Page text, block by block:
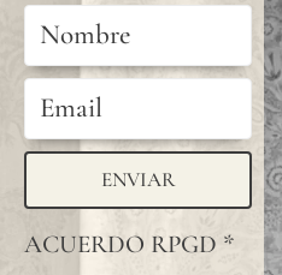
ENVIAR
ACUERDO RPGD *